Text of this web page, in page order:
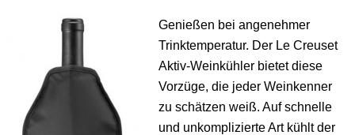
Genießen bei angenehmer
Trinktemperatur. Der Le Creuset
Aktiv-Weinkühler bietet diese
Vorzüge, die jeder Weinkenner
zu schätzen weiß. Auf schnelle
und unkomplizierte Art kühlt der